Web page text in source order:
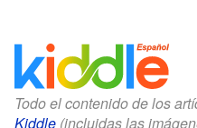
Todo el contenido de los
Kiddle (incluidas las